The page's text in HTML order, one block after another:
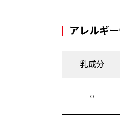
アレルギ
乳成分
○